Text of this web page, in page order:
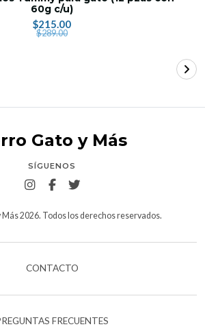
60g c/u)
$215.00
$289.00
Gato y Más
SÍGUENOS
Más 2026. Todos los derechos reservados.
CONTACTO
FRECUENTES